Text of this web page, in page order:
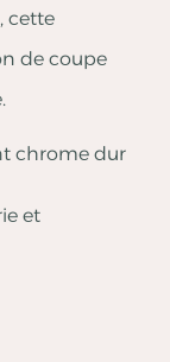
cette
de coupe
chrome dur
et